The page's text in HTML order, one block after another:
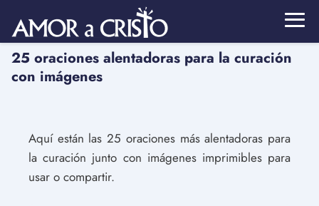
25 oraciones alentadoras para la curación
con imágenes
Aquí están las 25 oraciones más alentadoras para
la curación junto con imágenes imprimibles para
usar o compartir.